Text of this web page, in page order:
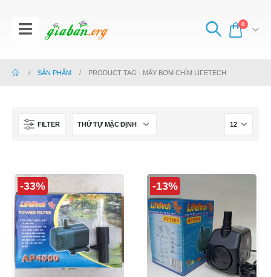
0
SẢN PHẨM PRODUCT TAG - MÁY BƠM CHÌM LIFETECH
FILTER
-33% -13%